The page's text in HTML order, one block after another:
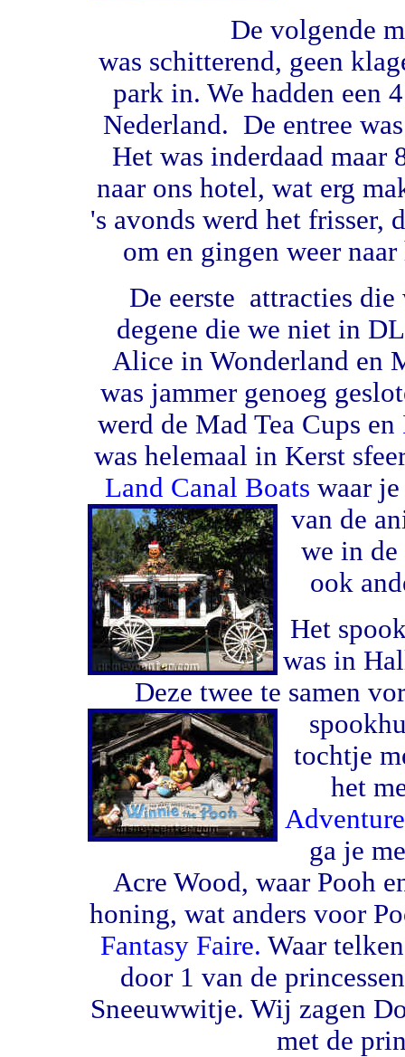
De volgende
was schitterend, geen
park in. We hadden een
Nederland. De entree
Het was inderdaad maar
naar ons hotel, wat erg
's avonds werd het frisser,
om en gingen weer
De eerste attracties die
degene die we niet in
Alice in Wonderland en
was jammer genoeg
werd de Mad Tea Cups en
was helemaal in Kerst
Land Canal Boats waar
van de
we in de
ook
Het
was in
Deze twee te samen
tochtje
het
ga je
Acre Wood, waar Pooh
honing, wat anders voor
Fantasy Faire. Waar
door 1 van de
Sneeuwwitje. Wij zagen
met de